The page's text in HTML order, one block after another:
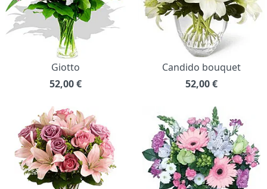
Giotto
52,00€
Candido bouquet
52,00€